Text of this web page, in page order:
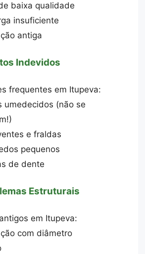
baixa qualidade
insuficiente
antiga
Indevidos
frequentes em Itupeva:
umedecidos (não se
e fraldas
pequenos
de dente
Estruturais
em Itupeva:
com diâmetro